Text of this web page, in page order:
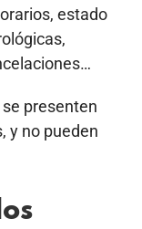
estado
presenten
y no pueden